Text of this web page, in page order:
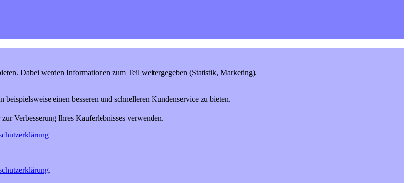
Dabei werden Informationen zum Teil weitergegeben (Statistik, Marketing).
einen besseren und schnelleren Kundenservice zu bieten.
Verbesserung Ihres Kauferlebnisses verwenden.
.
.